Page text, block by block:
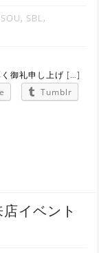
, SBL,
御礼申し上げ […]
Tumblr
イベント